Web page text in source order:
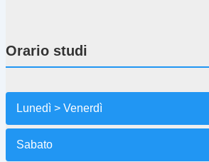
Orario studi
Lunedì > Venerdì
Sabato